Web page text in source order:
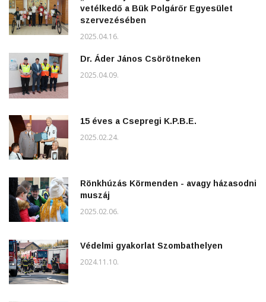
vetélkedő a Bük Polgárőr Egyesület
szervezésében
2025.04.16.
Dr. Áder János Csörötneken
2025.04.09.
15 éves a Csepregi K.P.B.E.
2025.02.24.
Rönkhúzás Körmenden - avagy házasodni
muszáj
2025.02.06.
Védelmi gyakorlat Szombathelyen
2024.11.10.